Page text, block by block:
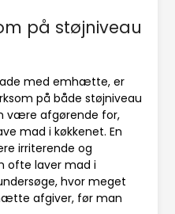
på støjniveau
med emhætte, er
på både støjniveau
være afgørende for,
mad i køkkenet. En
irriterende og
ofte laver mad i
hvor meget
afgiver, før man